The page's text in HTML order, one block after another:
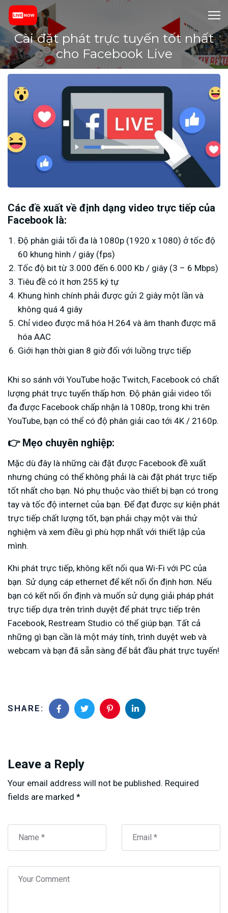
Cài đặt phát trực tuyến tốt nhất
cho Facebook Live
Các đề xuất về định dạng video trực tiếp của
Facebook là:
Độ phân giải tối đa là 1080p (1920 x 1080) ở tốc độ
60 khung hình / giây (fps)
Tốc độ bit từ 3.000 đến 6.000 Kb / giây (3 – 6 Mbps)
Tiêu đề có ít hơn 255 ký tự
Khung hình chính phải được gửi 2 giây một lần và
không quá 4 giây
Chỉ video được mã hóa H.264 và âm thanh được mã
hóa AAC
Giới hạn thời gian 8 giờ đối với luồng trực tiếp
Khi so sánh với YouTube hoặc Twitch, Facebook có chất
lượng phát trực tuyến thấp hơn. Độ phân giải video tối
đa được Facebook chấp nhận là 1080p, trong khi trên
YouTube, bạn có thể có độ phân giải cao tới 4K / 2160p.
👉 Mẹo chuyên nghiệp:
Mặc dù đây là những cài đặt được Facebook đề xuất
nhưng chúng có thể không phải là cài đặt phát trực tiếp
tốt nhất cho bạn. Nó phụ thuộc vào thiết bị bạn có trong
tay và tốc độ internet của bạn. Để đạt được sự kiện phát
trực tiếp chất lượng tốt, bạn phải chạy một vài thử
nghiệm và xem điều gì phù hợp nhất với thiết lập của
mình.
Khi phát trực tiếp, không kết nối qua Wi-Fi với PC của
bạn. Sử dụng cáp ethernet để kết nối ổn định hơn. Nếu
bạn có kết nối ổn định và muốn sử dụng giải pháp phát
trực tiếp dựa trên trình duyệt để phát trực tiếp trên
Facebook, Restream Studio có thể giúp bạn. Tất cả
những gì bạn cần là một máy tính, trình duyệt web và
webcam và bạn đã sẵn sàng để bắt đầu phát trực tuyến!
SHARE:
Leave a Reply
Your email address will not be published. Required
fields are marked *